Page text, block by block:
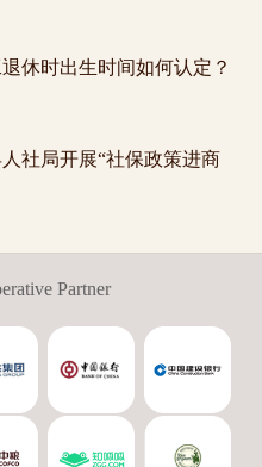
休时出生时间如何认定？
社局开展“社保政策进商
Partner